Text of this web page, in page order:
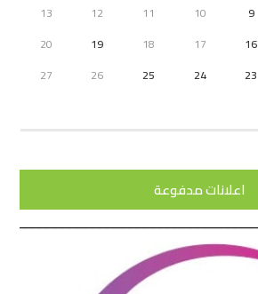
9
10
11
12
13
16
17
18
19
20
23
24
25
26
27
اعلانات مدفوعة